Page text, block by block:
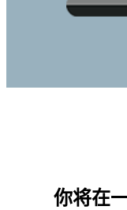
你将在